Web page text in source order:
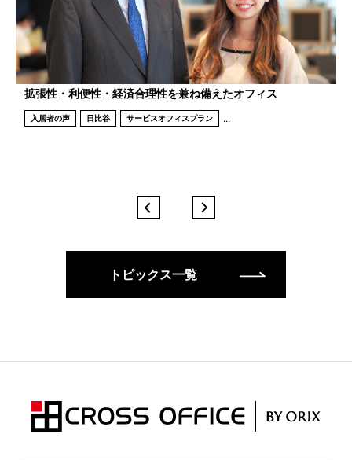
本社を構えるに申し分ないビジネスの一等地、新しい働き方
がかないました
トピックス一覧